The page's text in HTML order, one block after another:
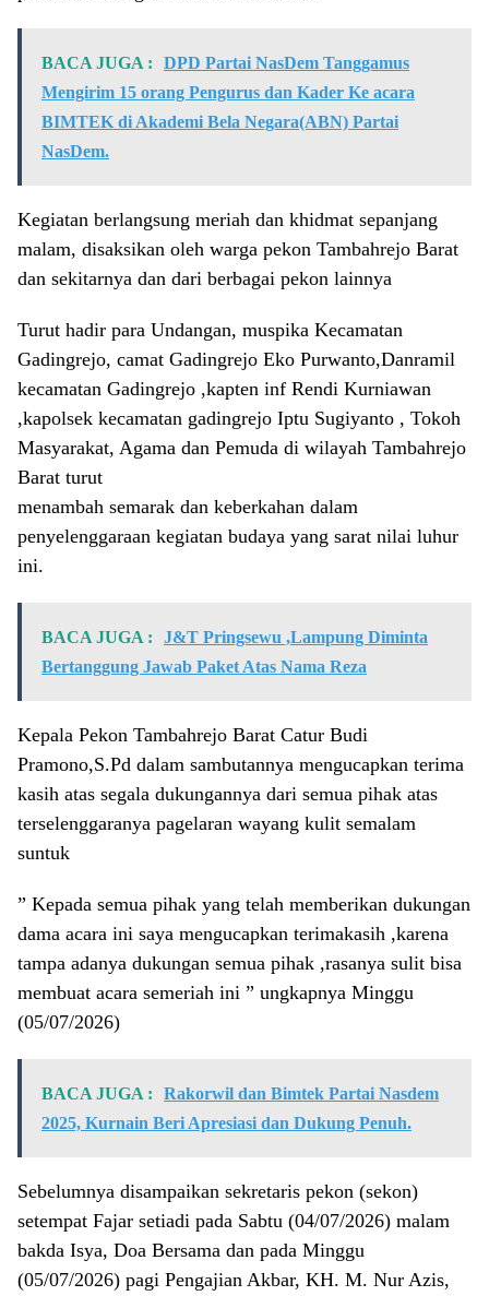
BACA JUGA :
DPD Partai NasDem Tanggamus
Mengirim 15 orang Pengurus dan Kader Ke acara
BIMTEK di Akademi Bela Negara(ABN) Partai
NasDem.
Kegiatan berlangsung meriah dan khidmat sepanjang
malam, disaksikan oleh warga pekon Tambahrejo Barat
dan sekitarnya dan dari berbagai pekon lainnya
Turut hadir para Undangan, muspika Kecamatan
Gadingrejo, camat Gadingrejo Eko Purwanto,Danramil
kecamatan Gadingrejo ,kapten inf Rendi Kurniawan
,kapolsek kecamatan gadingrejo Iptu Sugiyanto , Tokoh
Masyarakat, Agama dan Pemuda di wilayah Tambahrejo
Barat turut
menambah semarak dan keberkahan dalam
penyelenggaraan kegiatan budaya yang sarat nilai luhur
ini.
BACA JUGA :
J&T Pringsewu ,Lampung Diminta
Bertanggung Jawab Paket Atas Nama Reza
Kepala Pekon Tambahrejo Barat Catur Budi
Pramono,S.Pd dalam sambutannya mengucapkan terima
kasih atas segala dukungannya dari semua pihak atas
terselenggaranya pagelaran wayang kulit semalam
suntuk
” Kepada semua pihak yang telah memberikan dukungan
dama acara ini saya mengucapkan terimakasih ,karena
tampa adanya dukungan semua pihak ,rasanya sulit bisa
membuat acara semeriah ini ” ungkapnya Minggu
(05/07/2026)
BACA JUGA :
Rakorwil dan Bimtek Partai Nasdem
2025, Kurnain Beri Apresiasi dan Dukung Penuh.
Sebelumnya disampaikan sekretaris pekon (sekon)
setempat Fajar setiadi pada Sabtu (04/07/2026) malam
bakda Isya, Doa Bersama dan pada Minggu
(05/07/2026) pagi Pengajian Akbar, KH. M. Nur Azis,